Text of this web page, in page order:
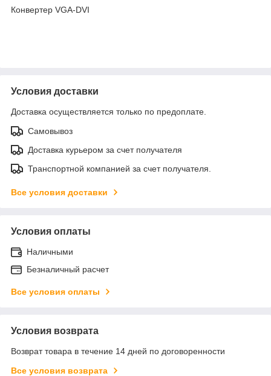
Конвертер VGA-DVI
Условия доставки
Доставка осуществляется только по предоплате.
Самовывоз
Доставка курьером за счет получателя
Транспортной компанией за счет получателя.
Все условия доставки
Условия оплаты
Наличными
Безналичный расчет
Все условия оплаты
Условия возврата
Возврат товара в течение 14 дней по договоренности
Все условия возврата